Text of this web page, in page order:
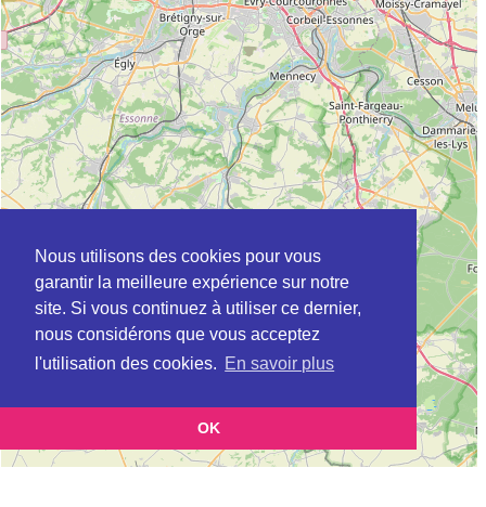
Nous utilisons des cookies pour vous
garantir la meilleure expérience sur notre
site. Si vous continuez à utiliser ce dernier,
nous considérons que vous acceptez
l'utilisation des cookies. En savoir plus
OK